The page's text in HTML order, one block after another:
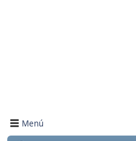
Menú